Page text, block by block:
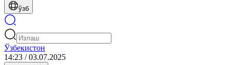
ўзб
Ўзбекистон
14:23 / 03.07.2025